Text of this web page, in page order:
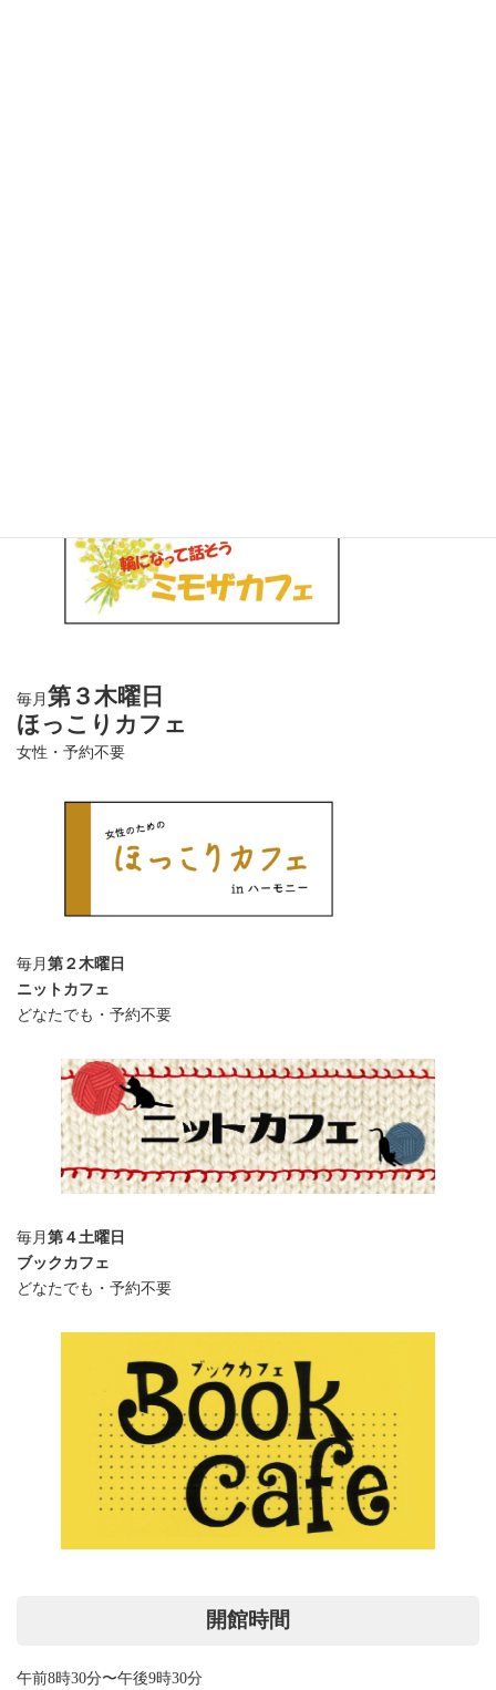
毎月 第３木曜日
ほっこりカフェ
女性・予約不要
毎月 第２木曜日
ニットカフェ
どなたでも・予約不要
毎月 第４土曜日
ブックカフェ
どなたでも・予約不要
開館時間
午前8時30分〜午後9時30分